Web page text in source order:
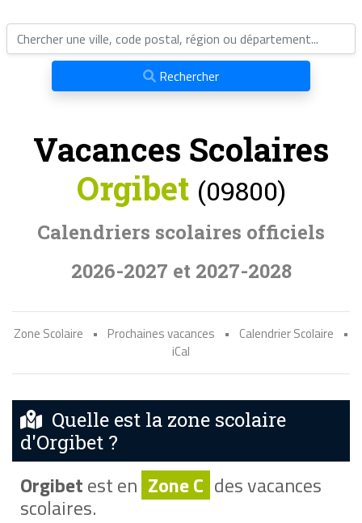
Rechercher
Vacances Scolaires
Orgibet (09800)
Calendriers scolaires officiels
2026-2027 et 2027-2028
Zone Scolaire • Prochaines vacances • Calendrier Scolaire
•
iCal
Quelle est la zone scolaire
d'Orgibet ?
Orgibetest en Zone C des vacances
scolaires.